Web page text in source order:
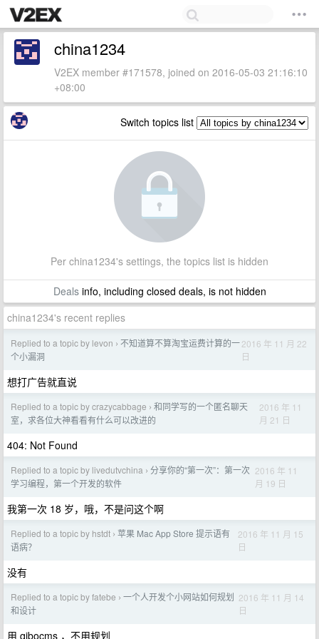
china1234
V2EX member #171578, joined on 2016-05-03 21:16:10
+08:00
Switch topics list
Per china1234's settings, the topics list is hidden
Dealsinfo, including closed deals, is not hidden
china1234's recent replies
Replied to a topic by levon › 不知道算不算淘宝运费计算的一
个小漏洞
2016 年 11 月 22
日
想打广告就直说
Replied to a topic by crazycabbage › 和同学写的一个匿名聊天
室，求各位大神看看有什么可以改进的
2016 年 11
月 21 日
404: Not Found
Replied to a topic by livedutvchina › 分享你的“第一次”：第一次
学习编程，第一个开发的软件
2016 年 11
月 19 日
我第一次 18 岁，哦，不是问这个啊
Replied to a topic by hstdt › 苹果 Mac App Store 提示语有
语病？
2016 年 11 月 15
日
没有
Replied to a topic by fatebe › 一个人开发个小网站如何规划
和设计
2016 年 11 月 14
日
用 qibocms ，不用规划